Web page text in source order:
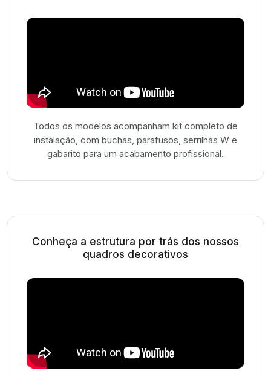
Todos os modelos acompanham kit completo de
instalação, com buchas, parafusos, serrilhas W e
gabarito para um acabamento profissional.
Conheça a estrutura por trás dos nossos
quadros decorativos